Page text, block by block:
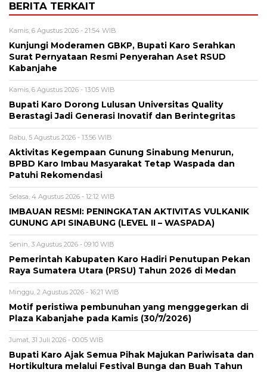
BERITA TERKAIT
Kamis, 6 Agustus 2026 - 21:54 WIB
Kunjungi Moderamen GBKP, Bupati Karo Serahkan
Surat Pernyataan Resmi Penyerahan Aset RSUD
Kabanjahe
Kamis, 6 Agustus 2026 - 13:05 WIB
Bupati Karo Dorong Lulusan Universitas Quality
Berastagi Jadi Generasi Inovatif dan Berintegritas
Rabu, 5 Agustus 2026 - 13:56 WIB
Aktivitas Kegempaan Gunung Sinabung Menurun,
BPBD Karo Imbau Masyarakat Tetap Waspada dan
Patuhi Rekomendasi
Selasa, 4 Agustus 2026 - 12:12 WIB
IMBAUAN RESMI: PENINGKATAN AKTIVITAS VULKANIK
GUNUNG API SINABUNG (LEVEL II – WASPADA)
Senin, 3 Agustus 2026 - 09:10 WIB
Pemerintah Kabupaten Karo Hadiri Penutupan Pekan
Raya Sumatera Utara (PRSU) Tahun 2026 di Medan
Minggu, 2 Agustus 2026 - 16:21 WIB
Motif peristiwa pembunuhan yang menggegerkan di
Plaza Kabanjahe pada Kamis (30/7/2026)
Jumat, 31 Juli 2026 - 00:05 WIB
Bupati Karo Ajak Semua Pihak Majukan Pariwisata dan
Hortikultura melalui Festival Bunga dan Buah Tahun